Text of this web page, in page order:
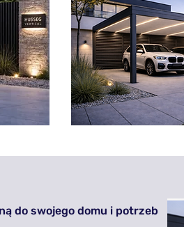
do swojego domu i potrzeb